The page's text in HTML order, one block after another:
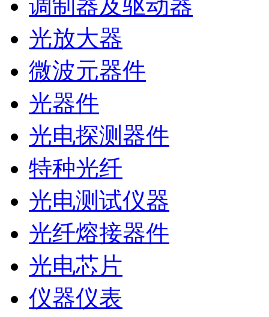
调制器及驱动器
光放大器
微波元器件
光器件
光电探测器件
特种光纤
光电测试仪器
光纤熔接器件
光电芯片
仪器仪表